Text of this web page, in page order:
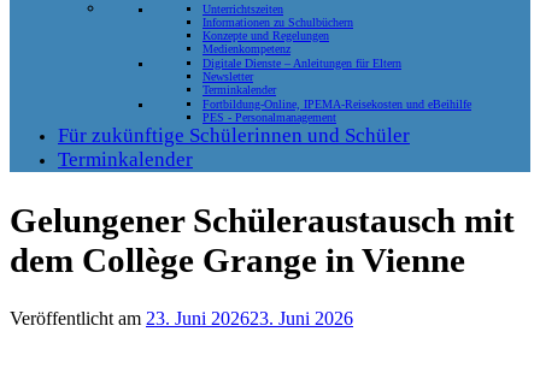
Unterrichtszeiten
Informationen zu Schulbüchern
Konzepte und Regelungen
Medienkompetenz
Digitale Dienste – Anleitungen für Eltern
Newsletter
Terminkalender
Fortbildung-Online, IPEMA-Reisekosten und eBeihilfe
PES - Personalmanagement
Für zukünftige Schülerinnen und Schüler
Terminkalender
Gelungener Schüleraustausch mit
dem Collège Grange in Vienne
Veröffentlicht am 23. Juni 202623. Juni 2026